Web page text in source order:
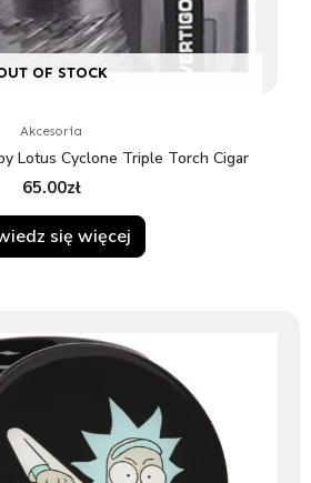
OF STOCK
Akcesoria
Lotus Cyclone Triple Torch Cigar
65.00zł
się więcej